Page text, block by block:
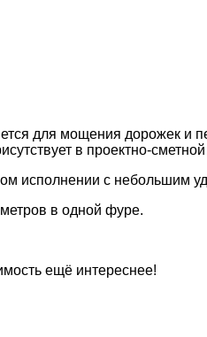
для мощения дорожек
в проектно-
исполнении с небольшим
в одной фуре.
ещё интереснее!